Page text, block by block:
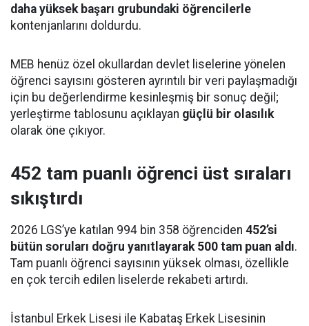
daha yüksek başarı grubundaki öğrencilerle
kontenjanlarını doldurdu.
MEB henüz özel okullardan devlet liselerine yönelen
öğrenci sayısını gösteren ayrıntılı bir veri paylaşmadığı
için bu değerlendirme kesinleşmiş bir sonuç değil;
yerleştirme tablosunu açıklayan güçlü bir olasılık
olarak öne çıkıyor.
452 tam puanlı öğrenci üst sıraları
sıkıştırdı
2026 LGS’ye katılan 994 bin 358 öğrenciden 452’si
bütün soruları doğru yanıtlayarak 500 tam puan aldı.
Tam puanlı öğrenci sayısının yüksek olması, özellikle
en çok tercih edilen liselerde rekabeti artırdı.
İstanbul Erkek Lisesi ile Kabataş Erkek Lisesinin